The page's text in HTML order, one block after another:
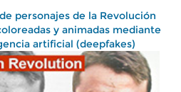
personajes de la Revolución
y animadas mediante
artificial (deepfakes)